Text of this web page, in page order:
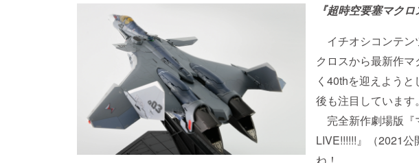
『超時空要塞マクロ
イチオシコンテン
クロスから最新作
く40thを迎えよう
後も注目しています。
完全新作劇場版『
LIVE!!!!!!』（2021
ね！